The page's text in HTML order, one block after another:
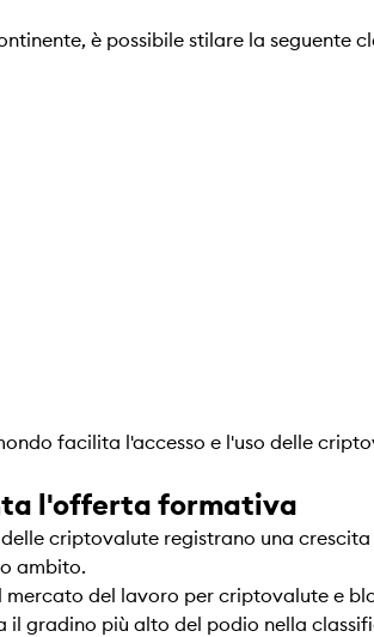
è possibile stilare la seguente
facilita l'accesso e l'uso delle
l'offerta formativa
criptovalute registrano una
ambito.
del lavoro per criptovalute e
il gradino più alto del podio nella